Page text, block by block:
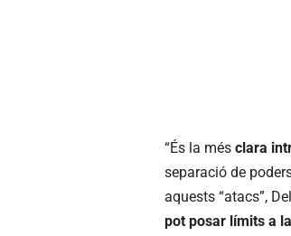
“És la més clara
separació de
aquests “atacs”,
pot posar límits a